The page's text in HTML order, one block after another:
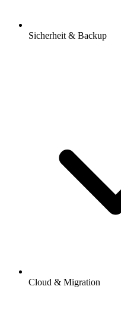
Sicherheit & Backup
Cloud & Migration